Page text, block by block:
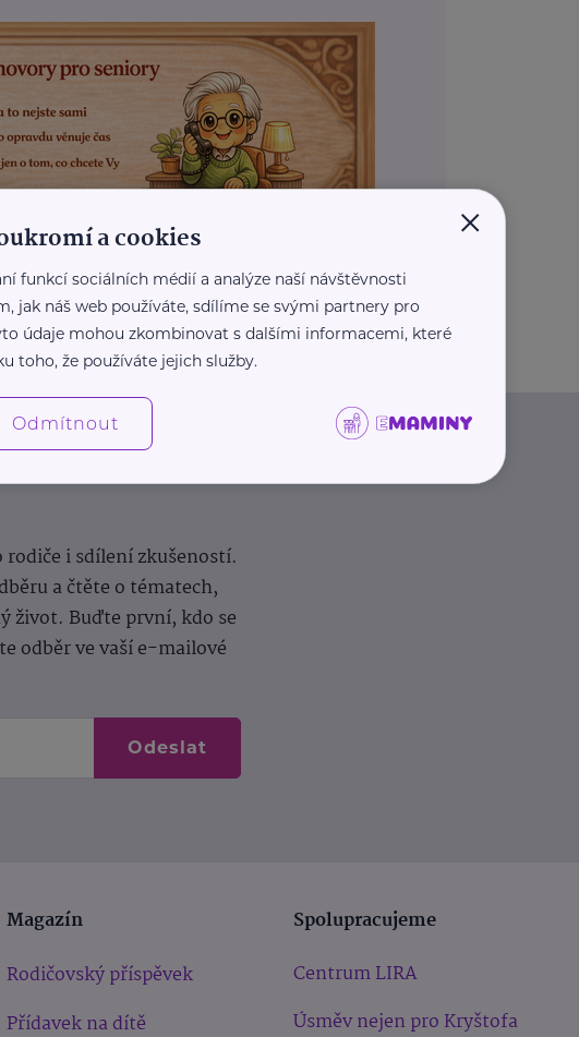
REKLAMA
i sdílení zkušeností.
a čtěte o tématech,
život. Buďte první, kdo se
odběr ve vaší e-mailové
Odeslat
Magazín
Rodičovský příspěvek
Přídavek na dítě
Spolupracujeme
Centrum LIRA
Úsměv nejen pro Kryštofa
×
a cookies
funkcí sociálních médií a analýze naší návštěvnosti
jak náš web používáte, sdílíme se svými partnery pro
údaje mohou zkombinovat s dalšími informacemi, které
toho, že používáte jejich služby.
Odmítnout